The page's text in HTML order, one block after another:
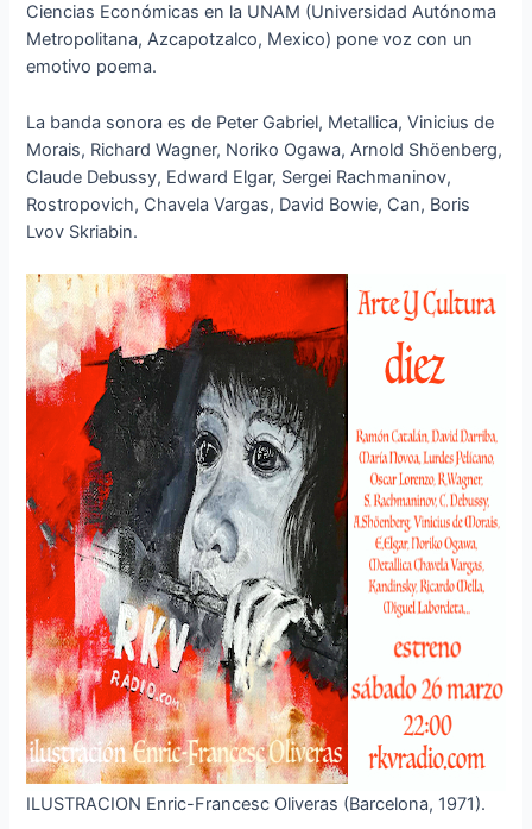
Ciencias Económicas en la UNAM (Universidad Autónoma
Metropolitana, Azcapotzalco, Mexico) pone voz con un
emotivo poema.
La banda sonora es de Peter Gabriel, Metallica, Vinicius de
Morais, Richard Wagner, Noriko Ogawa, Arnold Shöenberg,
Claude Debussy, Edward Elgar, Sergei Rachmaninov,
Rostropovich, Chavela Vargas, David Bowie, Can, Boris
Lvov Skriabin.
ILUSTRACION Enric-Francesc Oliveras (Barcelona, 1971).